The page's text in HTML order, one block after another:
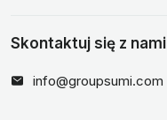
Skontaktuj się z nami
info@groupsumi.com